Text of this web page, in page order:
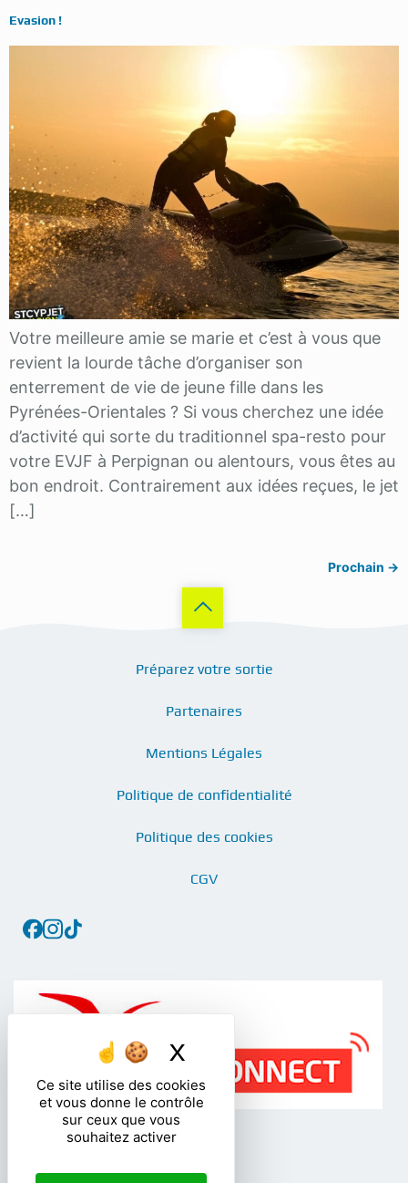
Ce site utilise des cookies
et vous donne le contrôle
sur ceux que vous
souhaitez activer
XMasquer le
Evasion !
Votre meilleure amie se marie et c’est à vous que
revient la lourde tâche d’organiser son
enterrement de vie de jeune fille dans les
Pyrénées-Orientales ? Si vous cherchez une idée
d’activité qui sorte du traditionnel spa-resto pour
votre EVJF à Perpignan ou alentours, vous êtes au
bon endroit. Contrairement aux idées reçues, le jet
[…]
Prochain →
Préparez votre sortie
Partenaires
Mentions Légales
Politique de confidentialité
Politique des cookies
CGV